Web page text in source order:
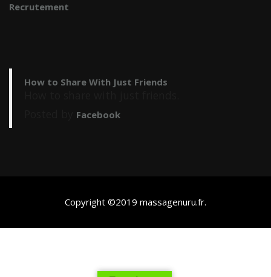
Recrutement
How to Share With Just Friends
Facebook
Copyright ©2019 massagenuru.fr.